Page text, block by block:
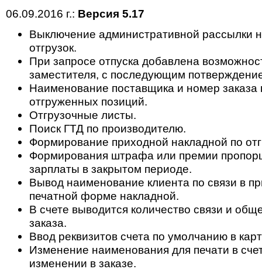
06.09.2016 г.: Версия 5.17
Выключение административной рассылки
отгрузок.
При запросе отпуска добавлена
заместителя, с последующим
Наименование поставщика и номер
отгруженных позиций.
Отгрузочные листы.
Поиск ГТД по производителю.
Формирование приходной накладной по
Формирования штрафа или премии
зарплаты в закрытом периоде.
Вывод наименование клиента по связи в
печатной форме накладной.
В счете выводится количество связи и
заказа.
Ввод реквизитов счета по умолчанию в
Изменение наименования для печати в
изменении в заказе.